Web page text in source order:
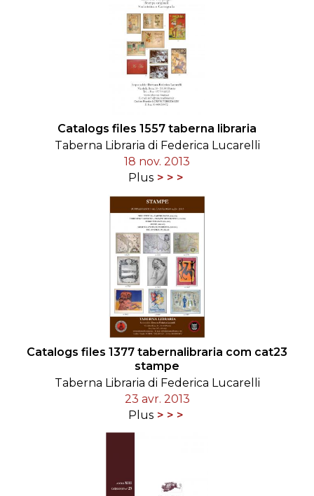
Catalogs files 1557 taberna libraria
Taberna Libraria di Federica Lucarelli
18 nov. 2013
Plus
Catalogs files 1377 tabernalibraria com cat23
stampe
Taberna Libraria di Federica Lucarelli
23 avr. 2013
Plus